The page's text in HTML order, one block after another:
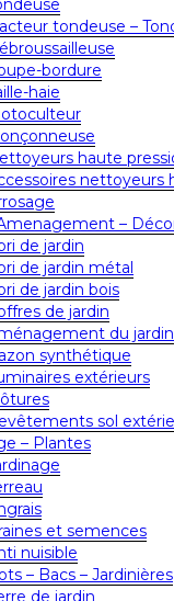
tondeuse –
bordure
haie
haute
nettoyeurs
–
de jardin
de jardin métal
de jardin bois
de jardin
du jardin
synthétique
extérieurs
sol
– Plantes
et semences
nuisible
– Bacs – Jardinières
de jardin